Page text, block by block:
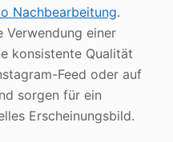
Nachbearbeitung.
Verwendung einer
konsistente Qualität
Feed oder auf
sorgen für ein
Erscheinungsbild.